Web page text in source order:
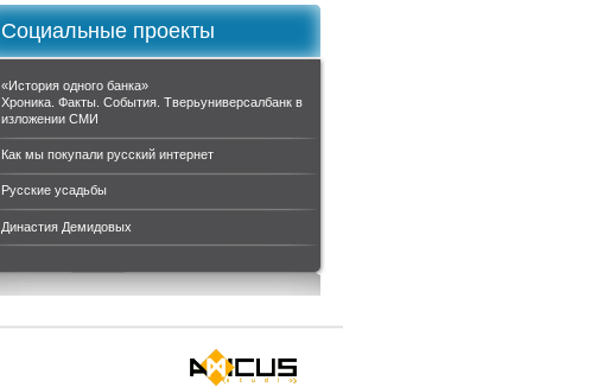
Социальные проекты
«История одного банка»
Хроника. Факты. События. Тверьуниверсалбанк в
изложении СМИ
Как мы покупали русский интернет
Русские усадьбы
Династия Демидовых